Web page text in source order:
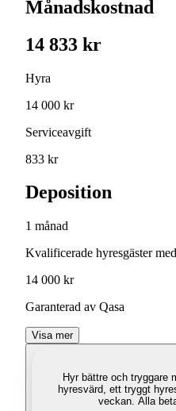
Månadskostnad
14 833 kr
Hyra
14 000 kr
Serviceavgift
833 kr
Deposition
1 månad
Kvalificerade hyresgäster
14 000 kr
Garanterad av Qasa
Visa mer
Hyr bättre och tryggare
hyresvärd, ett tryggt
veckan. Alla